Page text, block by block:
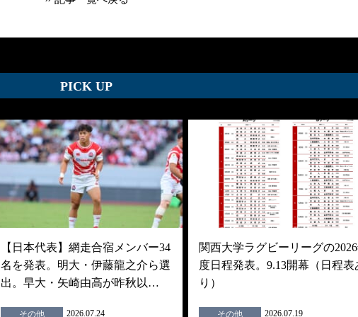
PICK UP
【日本代表】網走合宿メンバー34
名を発表。明大・伊藤龍之介ら選
出。早大・矢崎由高が昨秋以…
その他 2026.07.24
関西大学ラグビーリーグの
度日程発表。9.13開幕（日程表
り）
その他 2026.07.19